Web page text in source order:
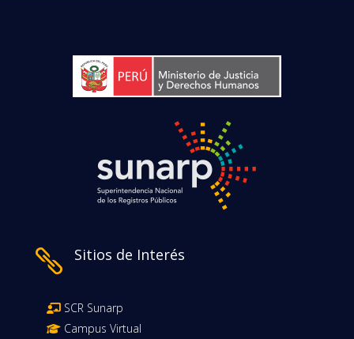
 Sitios de Interés
SCR Sunarp
Campus Virtual